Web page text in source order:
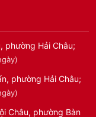
phường Hải Châu;
phường Hải Châu;
Châu, phường Bàn